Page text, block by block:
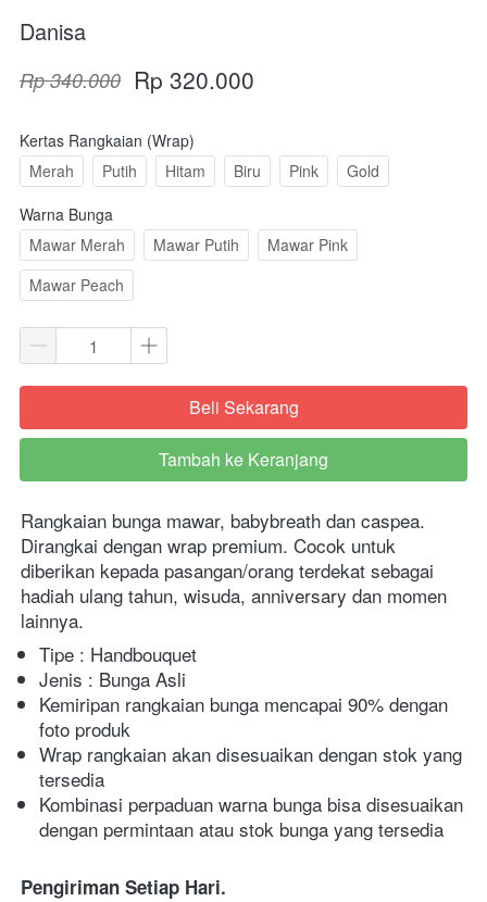
Danisa
Rp 340.000 Rp 320.000
Kertas Rangkaian (Wrap)
Merah
Putih Hitam Biru Pink
Gold
Warna Bunga
Mawar Merah
Mawar Putih
Mawar Pink
Mawar Peach
`Beli Sekarang
`
Tambah ke Keranjang
Rangkaian bunga mawar, babybreath dan caspea.
Dirangkai dengan wrap premium. Cocok untuk
diberikan kepada pasangan/orang terdekat sebagai
hadiah ulang tahun, wisuda, anniversary dan momen
lainnya.
Tipe : Handbouquet
Jenis : Bunga Asli
Kemiripan rangkaian bunga mencapai 90% dengan
foto produk
Wrap rangkaian akan disesuaikan dengan stok yang
tersedia
Kombinasi perpaduan warna bunga bisa disesuaikan
dengan permintaan atau stok bunga yang tersedia
Pengiriman Setiap Hari.